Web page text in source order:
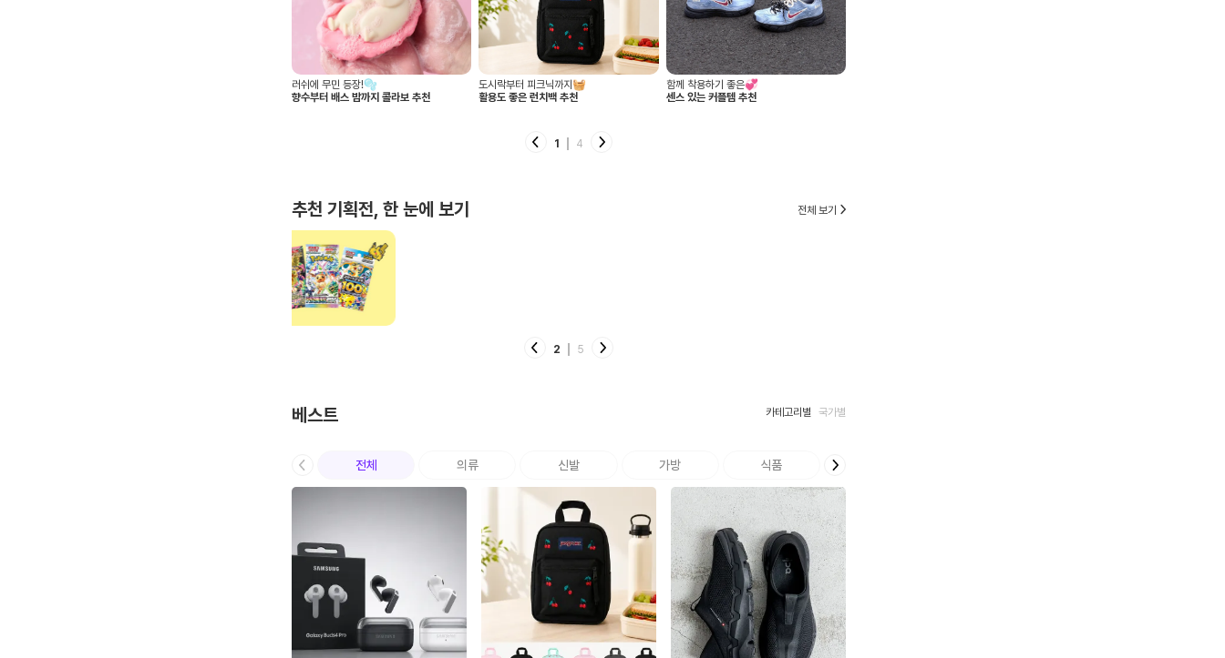
가벼운데 수납은 알차게🎒
데일리 몽벨 가방 5가지 추천
이강인 유니폼 어디서 사지? ⚽️
아틀레티코 이적 기념 저지 5가지 추천
올여름 휘뚜루마뚜루🩴
손이 자주 가는 슬리퍼 추천
2 4
추천 기획전, 한 눈에 보기 전체 보기
2 5
베스트 카테고리별 국가별
전체 의류 신발 가방 식품